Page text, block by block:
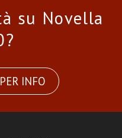
su Novella
INFO